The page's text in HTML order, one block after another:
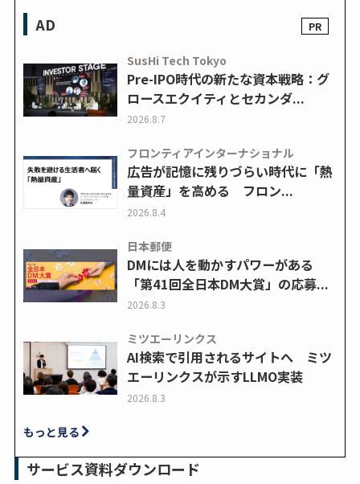
AD
SusHi Tech Tokyo
Pre-IPO時代の新たな資本戦略：グ
ロースエクイティとセカンダ...
2026.8.7
フロンティアインターナショナル
広告が記憶に残りづらい時代に「熱
量資産」を高める フロン...
2026.8.4
日本郵便
DMには人を動かすパワーがある
「第41回全日本DM大賞」の応募...
2026.8.3
ミツエーリンクス
AI検索で引用されるサイトへ ミツ
エーリンクスが示すLLMO実装
2026.8.3
もっと見る
サービス資料ダウンロード